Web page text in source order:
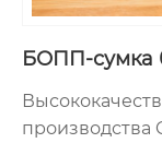
БОПП-сумка
производства